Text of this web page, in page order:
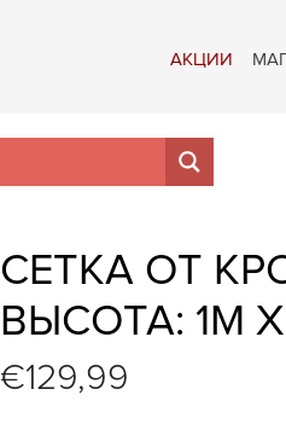
АКЦИИ
СЕТКА ОТ
ВЫСОТА: 1M
€129,99